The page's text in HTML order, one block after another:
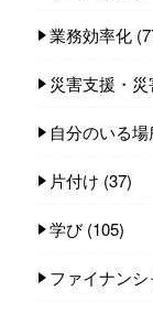
業務効率化
災害支援・
自分のいる場
片付け (37)
学び(105)
ファイナン